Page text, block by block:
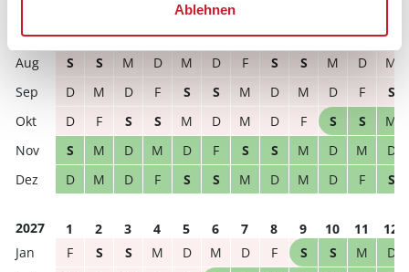
Ablehnen
2026 1 2 3 4 5 6 7 8 9 10 11
12
S
S M D M D F S S M D
M
D
M D F S S M D M D F
S
D
F S S M D M D F S S
M
S
M D M D F S S M D M
D
D
M D F S S M D M D F S
2027 1 2 3 4 5 6 7 8 9 10 11
12
F
S S M D M D F S S M
D